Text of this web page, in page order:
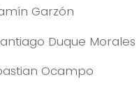
Garzón
Duque Morales
Ocampo